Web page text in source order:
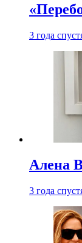
3 года
Алена
3 года